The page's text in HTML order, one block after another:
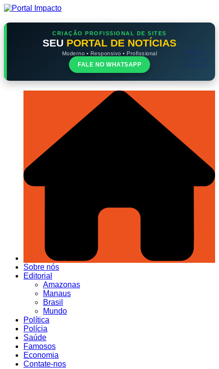
Ir
o
CRIAÇÃO PROFISSIONAL DE SITES
SEU PORTAL DE NOTÍCIAS
Moderno • Responsivo • Profissional
FALE NO WHATSAPP
Sobre nós
Editorial
Amazonas
Manaus
Brasil
Mundo
Política
Polícia
Saúde
Famosos
Economia
Contate-nos